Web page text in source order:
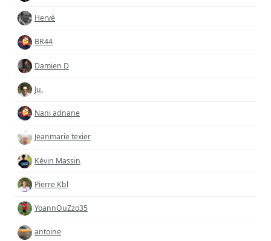
Hervé
BR44
Damien D
Ju.
Nani adnane
Jeanmarie texier
Kévin Massin
Pierre Kbl
YoannOuZzo35
antoine